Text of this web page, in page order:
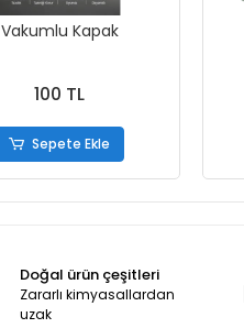
Vakumlu Kapak
100 TL
Sepete Ekle
Doğal ürün çeşitleri
Zararlı kimyasallardan
uzak